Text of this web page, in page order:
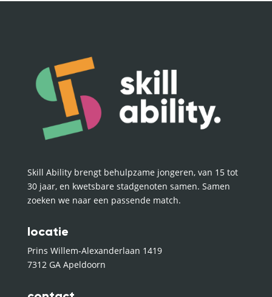
Skill Ability brengt behulpzame jongeren, van 15 tot
30 jaar, en kwetsbare stadgenoten samen. Samen
zoeken we naar een passende match.
locatie
Prins Willem-Alexanderlaan 1419
7312 GA Apeldoorn